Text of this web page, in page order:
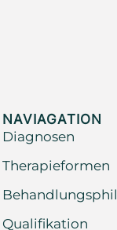
NAVIAGATION
Diagnosen
Therapieformen
Qualifikation